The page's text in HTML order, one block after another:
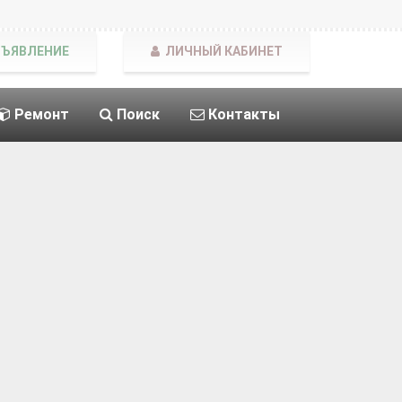
Ремонт Поиск Контакты
ЛИЧНЫЙ КАБИНЕТ